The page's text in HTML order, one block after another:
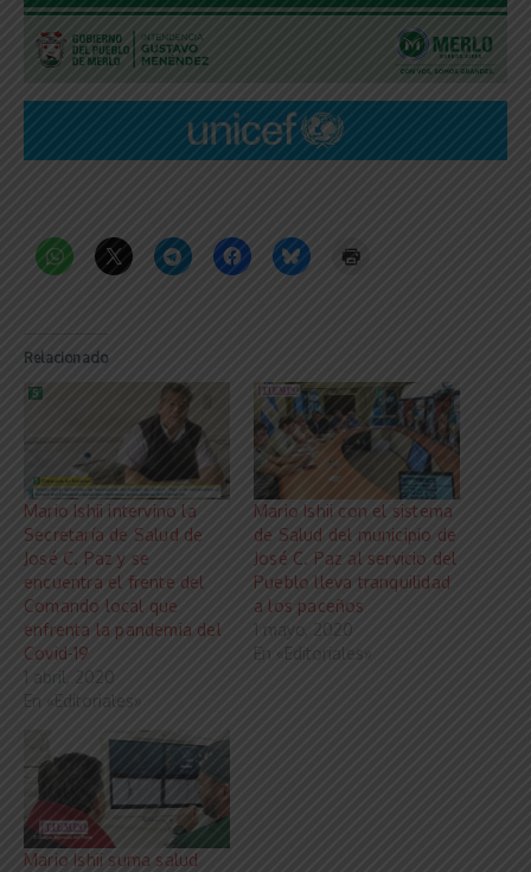
Relacionado
Mario Ishii intervino la
Secretaría de Salud de
José C. Paz y se
encuentra el frente del
Comando local que
enfrenta la pandemia del
Covid-19
1 abril, 2020
En «Editoriales»
Mario Ishii con el sistema
de Salud del municipio de
José C. Paz al servicio del
Pueblo lleva tranquilidad
a los paceños
1 mayo, 2020
En «Editoriales»
Mario Ishii suma salud